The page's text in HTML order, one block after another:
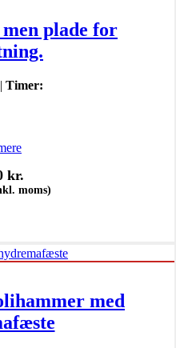
men plade for
| Timer:
kr.
moms)
med